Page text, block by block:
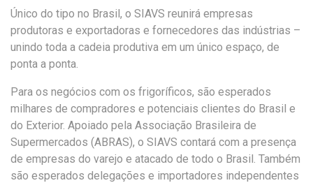
Único do tipo no Brasil, o SIAVS reunirá empresas
produtoras e exportadoras e fornecedores das indústrias –
unindo toda a cadeia produtiva em um único espaço, de
ponta a ponta.
Para os negócios com os frigoríficos, são esperados
milhares de compradores e potenciais clientes do Brasil e
do Exterior. Apoiado pela Associação Brasileira de
Supermercados (ABRAS), o SIAVS contará com a presença
de empresas do varejo e atacado de todo o Brasil. Também
são esperados delegações e importadores independentes